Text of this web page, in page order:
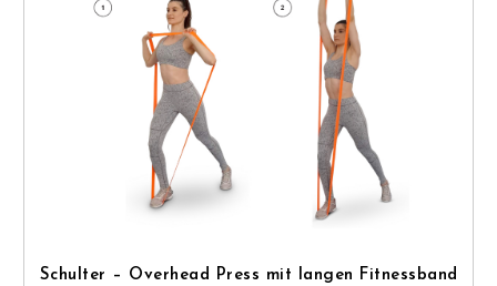
Schulter – Overhead Press mit langen Fitnessband